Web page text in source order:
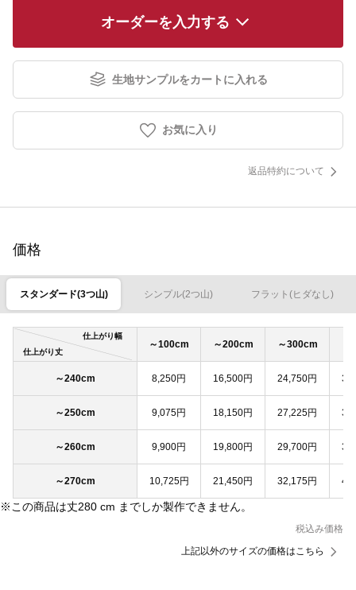
オーダーを入力する
生地サンプルをカートに入れる
お気に入り
返品特約について
価格
スタンダード(3つ山) シンプル(2つ山) フラット(ヒダなし)
仕上がり幅
仕上がり丈
～100cm ～200cm ～300cm
～240cm 8,250円 16,500円 24,750円
～250cm 9,075円 18,150円 27,225円
～260cm 9,900円 19,800円 29,700円
～270cm 10,725円 21,450円 32,175円
※この商品は丈280 cm までしか製作できません。
税込み価格
上記以外のサイズの価格はこちら